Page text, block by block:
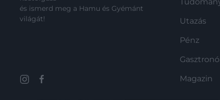
és ismerd meg a Hamu és Gyémánt
világát!
Utazás
Pénz
Magazin